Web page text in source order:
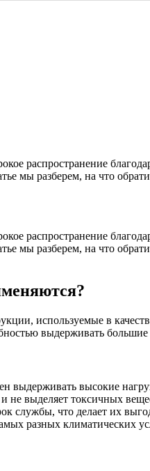
распространение
мы разберем, на что
распространение
мы разберем, на что
используемые в
выдерживать
выдерживать высокие
выделяет токсичных
службы, что делает их
разных климатических